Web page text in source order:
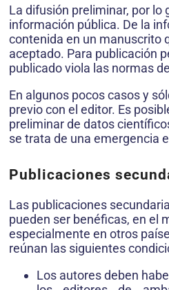
La difusión preliminar, por lo
información pública. De la
contenida en un manuscrito
aceptado. Para publicación
publicado viola las normas
En algunos pocos casos y
previo con el editor. Es
preliminar de datos
se trata de una emergencia
Publicaciones
Las publicaciones
pueden ser benéficas, en el
especialmente en otros
reúnan las siguientes
Los autores deben